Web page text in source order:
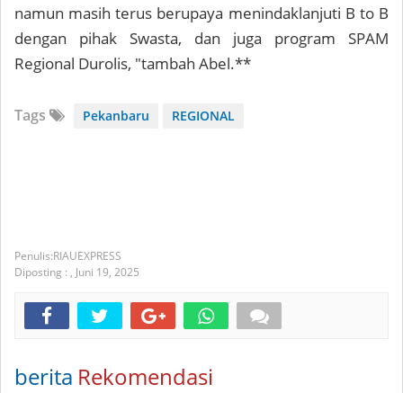
namun masih terus berupaya menindaklanjuti B to B
dengan pihak Swasta, dan juga program SPAM
Regional Durolis, "tambah Abel.**
Tags Pekanbaru REGIONAL
RIAUEXPRESS
Diposting : , Juni 19, 2025
berita Rekomendasi